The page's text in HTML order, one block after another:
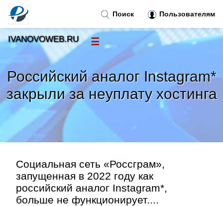
Российский аналог Instagram*
закрыли за неуплату хостинга
Социальная сеть «Россграм»,
запущенная в 2022 году как
российский аналог Instagram*,
больше не функционирует....
Поиск Пользователям
IVANOVOWEB.RU ☰
Новости
Тренды новостей»
Рубрики»
Правила»
Контакт»